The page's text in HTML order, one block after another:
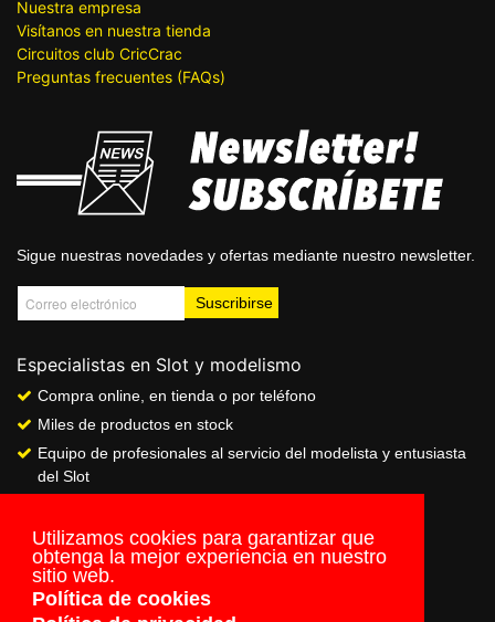
Utilizamos cookies para garantizar que
obtenga la mejor experiencia en nuestro
sitio web.
Política de cookies
Nuestra empresa
Visítanos en nuestra tienda
Circuitos club CricCrac
Preguntas frecuentes (FAQs)
Sigue nuestras novedades y ofertas mediante nuestro newsletter.
Especialistas en Slot y modelismo
Compra online, en tienda o por teléfono
Miles de productos en stock
Equipo de profesionales al servicio del modelista y entusiasta
del Slot
Servicio de pago seguro online
Envios a todo el mundo